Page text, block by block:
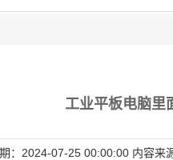
工业平板电脑里
：2024-07-25 00:00:00 内容来